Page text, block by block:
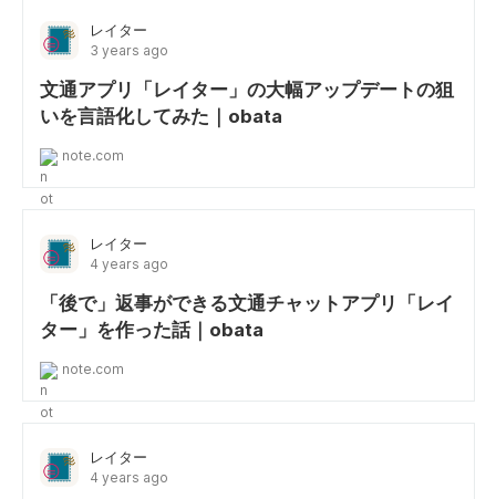
レイター
3 years ago
文通アプリ「レイター」の大幅アップデートの狙
いを言語化してみた｜obata
note.com
レイター
4 years ago
「後で」返事ができる文通チャットアプリ「レイ
ター」を作った話｜obata
note.com
レイター
4 years ago